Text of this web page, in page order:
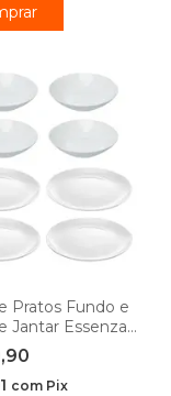
Pratos Fundo e
Jantar Essenza
20cm e 25cm -
Profissional
com Pix